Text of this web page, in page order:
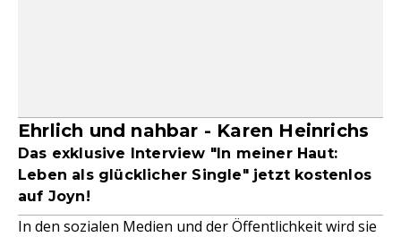
Ehrlich und nahbar - Karen Heinrichs
Das exklusive Interview "In meiner Haut:
Leben als glücklicher Single" jetzt kostenlos
auf Joyn!
In den sozialen Medien und der Öffentlichkeit wird sie